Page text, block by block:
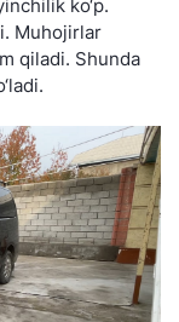
ko‘p.
Muhojirlar
qiladi. Shunda